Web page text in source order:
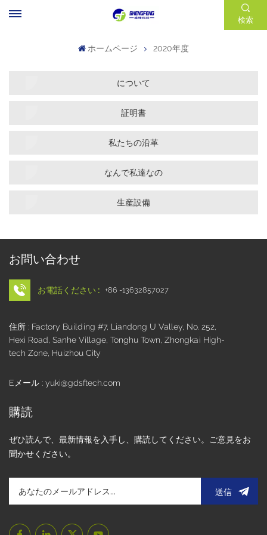
検索
ホームページ 2020年度
について
証明書
私たちの沿革
なんで私達なの
生産設備
お問い合わせ
お電話ください : +86 -13632857027
住所 : Factory Building #7, Liandong U Valley, No. 252,
Hexi Road, Sanhe Village, Tonghu Town, Zhongkai High-
tech Zone, Huizhou City
Eメール : yuki@gdsftech.com
購読
ぜひ読んで、最新情報を入手し、購読してください。ご意見をお
聞かせください。
送信